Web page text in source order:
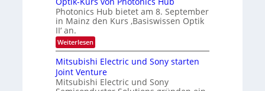
n
g
s
-
T
r
e
n
t
u
m
m
e
r
s
t
e
s
-
S
m
i
a
r
-
E
i
s
a
z
n
i
m
Photonics Hub bietet am 8. September
in Mainz den Kurs ‚Basiswissen Optik
II‘ an.
Weiterlesen:
O
p
t
i
k
Mitsubishi Electric und Sony starten
Joint Venture
Mitsubishi Electric und Sony